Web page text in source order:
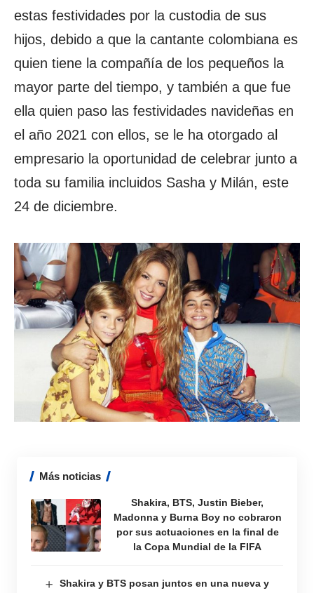
estas festividades por la custodia de sus
hijos, debido a que la cantante colombiana es
quien tiene la compañía de los pequeños la
mayor parte del tiempo, y también a que fue
ella quien paso las festividades navideñas en
el año 2021 con ellos, se le ha otorgado al
empresario la oportunidad de celebrar junto a
toda su familia incluidos Sasha y Milán, este
24 de diciembre.
Más noticias
Shakira, BTS, Justin Bieber,
Madonna y Burna Boy no cobraron
por sus actuaciones en la final de
la Copa Mundial de la FIFA
Shakira y BTS posan juntos en una nueva y